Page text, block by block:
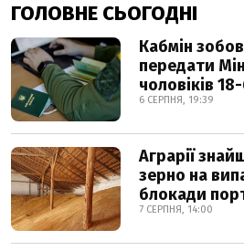
ГОЛОВНЕ СЬОГОДНІ
Кабмін
передати
чоловіків
6 СЕРПНЯ, 19:39
Аграрії
зерно на
блокади
7 СЕРПНЯ, 14:00